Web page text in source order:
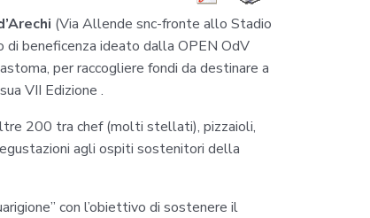
(Via Allende snc-fronte allo Stadio
di beneficenza ideato dalla OPEN OdV
per raccogliere fondi da destinare a
VII Edizione .
200 tra chef (molti stellati), pizzaioli,
agli ospiti sostenitori della
con l’obiettivo di sostenere il